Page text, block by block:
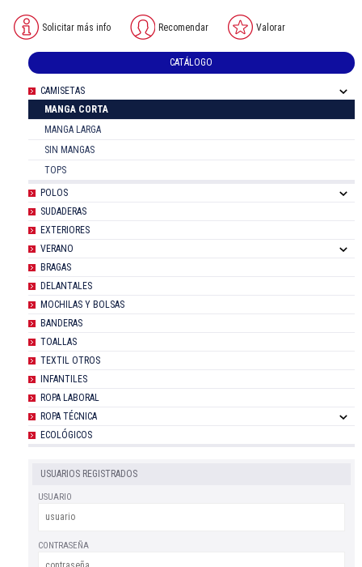
Solicitar más info Recomendar Valorar
CATÁLOGO
CAMISETAS
MANGA CORTA
MANGA LARGA
SIN MANGAS
TOPS
POLOS
SUDADERAS
EXTERIORES
VERANO
BRAGAS
DELANTALES
MOCHILAS Y BOLSAS
BANDERAS
TOALLAS
TEXTIL OTROS
INFANTILES
ROPA LABORAL
ROPA TÉCNICA
ECOLÓGICOS
USUARIOS REGISTRADOS
USUARIO
CONTRASEÑA